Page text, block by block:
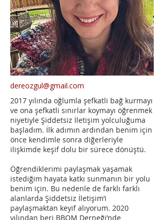
dereozgul@gmail.com
2017 yılında oğlumla şefkatli bağ kurmayı
ve ona şefkatli sınırlar koymayı öğrenmek
niyetiyle Şiddetsiz İletişim yolculuğuma
başladım. İlk adımın ardından benim için
önce kendimle sonra diğerleriyle
ilişkimde keşif dolu bir sürece dönüştü.
Öğrendiklerimi paylaşmak yaşamak
istediğim hayata katkı sunmanın bir yolu
benim için. Bu nedenle de farklı farklı
alanlarda Şiddetsiz İletişim’i
paylaşmaktan keyif alıyorum. 2020
yılından beri BBOM Derneği’nde